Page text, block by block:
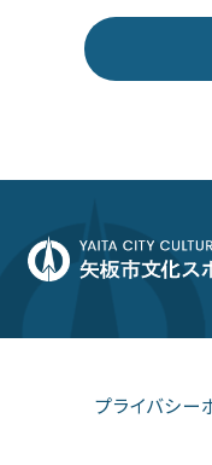
プライバシー